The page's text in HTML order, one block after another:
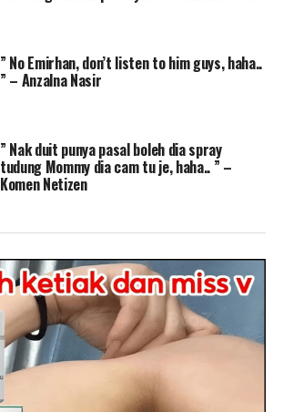
” No Emirhan, don’t listen to him guys, haha..
” – Anzalna Nasir
” Nak duit punya pasal boleh dia spray
tudung Mommy dia cam tu je, haha.. ” –
Komen Netizen